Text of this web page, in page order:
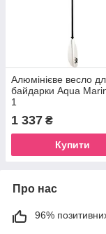
Алюмінієве весло
байдарки Aqua
1
1 337 ₴
Купити
Про нас
96%